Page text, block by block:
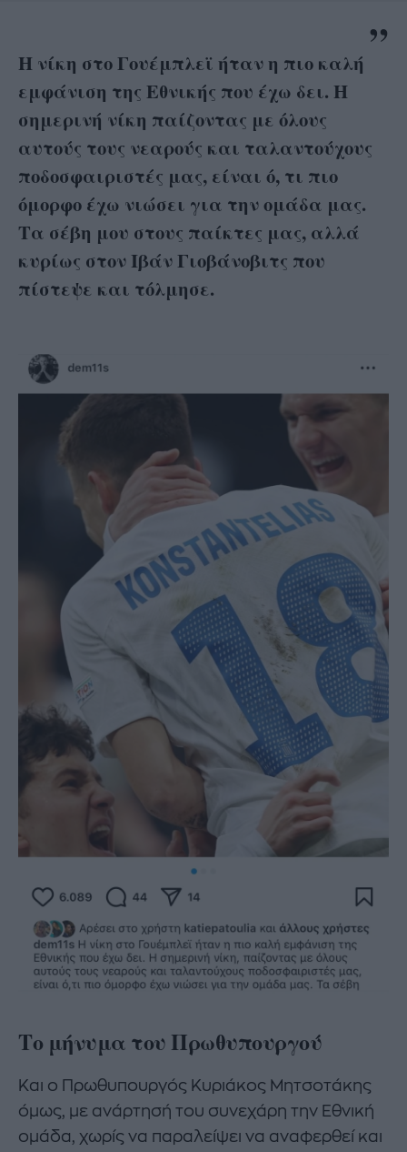
Η νίκη στο Γουέμπλεϊ ήταν η πιο καλή
εμφάνιση της Εθνικής που έχω δει. Η
σημερινή νίκη παίζοντας με όλους
αυτούς τους νεαρούς και ταλαντούχους
ποδοσφαιριστές μας, είναι ό, τι πιο
όμορφο έχω νιώσει για την ομάδα μας.
Τα σέβη μου στους παίκτες μας, αλλά
κυρίως στον Ιβάν Γιοβάνοβιτς που
πίστεψε και τόλμησε.
Το μήνυμα του Πρωθυπουργού
Και ο Πρωθυπουργός Κυριάκος Μητσοτάκης
όμως, με ανάρτησή του συνεχάρη την Εθνική
ομάδα, χωρίς να παραλείψει να αναφερθεί και